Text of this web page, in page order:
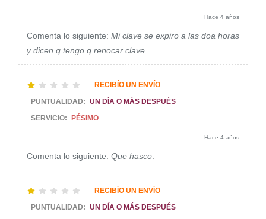
Hace 4 años
Comenta lo siguiente: Mi clave se expiro a las doa horas
y dicen q tengo q renocar clave
RECIBÍO UN ENVÍO
PUNTUALIDAD: UN DÍA O MÁS DESPUÉS
SERVICIO:
PÉSIMO
Hace 4 años
Comenta lo siguiente: Que hasco
RECIBÍO UN ENVÍO
PUNTUALIDAD: UN DÍA O MÁS DESPUÉS